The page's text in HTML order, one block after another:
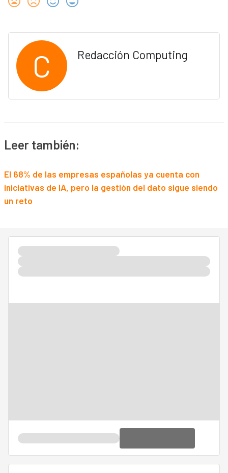
C Redacción Computing
Leer también:
El 68% de las empresas españolas ya cuenta con
iniciativas de IA, pero la gestión del dato sigue siendo
un reto